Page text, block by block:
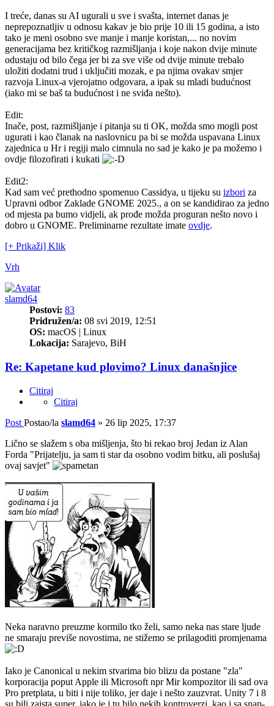
I treće, danas su AI ugurali u sve i svašta, internet danas je
neprepoznatljiv u odnosu kakav je bio prije 10 ili 15 godina, a isto
tako je meni osobno sve manje i manje koristan,... no novim
generacijama bez kritičkog razmišljanja i koje nakon dvije minute
odustaju od bilo čega jer bi za sve više od dvije minute trebalo
uložiti dodatni trud i uključiti mozak, e pa njima ovakav smjer
razvoja Linux-a vjerojatno odgovara, a ipak su mladi budućnost
(iako mi se baš ta budućnost i ne sviđa nešto).
Edit:
Inače, post, razmišljanje i pitanja su ti OK, možda smo mogli post
ugurati i kao članak na naslovnicu pa bi se možda uspavana Linux
zajednica u Hr i regiji malo cimnula no sad je kako je pa možemo i
ovdje filozofirati i kukati
Edit2:
Kad sam već prethodno spomenuo Cassidya, u tijeku su izbori za
Upravni odbor Zaklade GNOME 2025., a on se kandidirao za jedno
od mjesta pa bumo vidjeli, ak prođe možda proguran nešto novo i
dobro u GNOME. Preliminarne rezultate imate ovdje.
[+ Prikaži] Klik
Vrh
slamd64
Postovi: 83
Pridružen/a: 08 svi 2019, 12:51
OS: macOS | Linux
Lokacija: Sarajevo, BiH
Re: Kapetane kud plovimo? Linux današnjice
Citiraj
Citiraj
Post Postao/la slamd64 » 26 lip 2025, 17:37
Lično se slažem s oba mišljenja, što bi rekao broj Jedan iz Alan
Forda "Prijatelju, ja sam ti star da osobno vodim bitku, ali poslušaj
ovaj savjet"
Neka naravno preuzme kormilo tko želi, samo neka nas stare ljude
ne smaraju previše novostima, ne stižemo se prilagoditi promjenama
Iako je Canonical u nekim stvarima bio blizu da postane "zla"
korporacija poput Apple ili Microsoft npr Mir kompozitor ili sad ova
Pro pretplata, u biti i nije toliko, jer daje i nešto zauzvrat. Unity 7 i 8
su bili zaista super, iako je i tu bilo nekih kontroverzi, kao i sa snap-